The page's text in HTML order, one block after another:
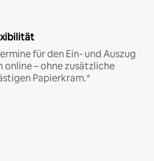
für den Ein- und Auszug
online – ohne zusätzliche
Papierkram.*